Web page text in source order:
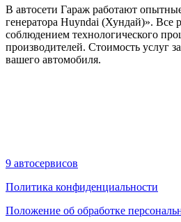
В автосети Гараж работают
генератора Huyndai (Хундай)». Все
соблюдением технологического
производителей. Стоимость услуг
вашего автомобиля.
9 автосервисов
Политика конфиденциальности
Положение об обработке